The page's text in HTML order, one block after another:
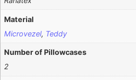
Material
Microvezel, Teddy
Number of Pillowcases
2